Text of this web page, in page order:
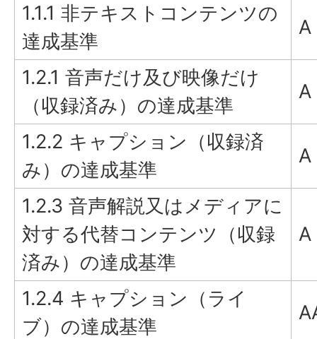
1.1.1 非テキストコンテンツの
達成基準
A
1.2.1 音声だけ及び映像だけ
（収録済み）の達成基準
A
1.2.2 キャプション（収録済
み）の達成基準
A
1.2.3 音声解説又はメディアに
対する代替コンテンツ（収録
済み）の達成基準
A
1.2.4 キャプション（ライ
ブ）の達成基準